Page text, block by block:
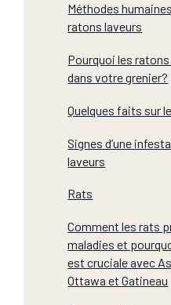
Méthodes
ratons laveurs
Pourquoi les
dans votre grenier?
Quelques faits sur
Signes d’une
laveurs
Rats
Comment les rats
maladies et
est cruciale avec
Ottawa et Gatineau